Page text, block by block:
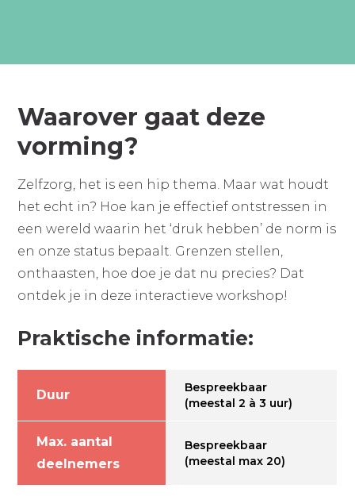
Waarover gaat deze
vorming?
Zelfzorg, het is een hip thema. Maar wat houdt
het echt in? Hoe kan je effectief ontstressen in
een wereld waarin het ‘druk hebben’ de norm is
en onze status bepaalt. Grenzen stellen,
onthaasten, hoe doe je dat nu precies? Dat
ontdek je in deze interactieve workshop!
Praktische informatie:
Duur
Bespreekbaar
(meestal 2 à 3 uur)
Max. aantal
deelnemers
Bespreekbaar
(meestal max 20)